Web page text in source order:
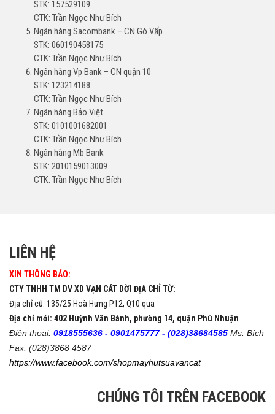
STK: 157529109
CTK: Trần Ngọc Như Bích
Ngân hàng Sacombank – CN Gò Vấp
STK: 060190458175
CTK: Trần Ngọc Như Bích
Ngân hàng Vp Bank – CN quận 10
STK: 123214188
CTK: Trần Ngọc Như Bích
Ngân hàng Bảo Việt
STK: 0101001682001
CTK: Trần Ngọc Như Bích
Ngân hàng Mb Bank
STK: 2010159013009
CTK: Trần Ngọc Như Bích
LIÊN HỆ
XIN THÔNG BÁO:
CTY TNHH TM DV XD VẠN CÁT DỜI ĐỊA CHỈ TỪ:
Địa chỉ cũ: 135/25 Hoà Hưng P12, Q10 qua
Địa chỉ mới: 402 Huỳnh Văn Bánh, phường 14, quận Phú Nhuận
Điện thoại: 0918555636 - 0901475777 - (028)38684585 Ms. Bích
Fax: (028)3868 4587
https://www.facebook.com/shopmayhutsuavancat
CHÚNG TÔI TRÊN FACEBOOK